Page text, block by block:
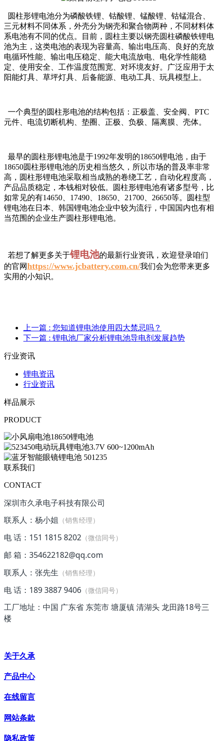
圆柱形锂电池分为磷酸铁锂、钴酸锂、锰酸锂、钴锰混合、
三元材料不同体系，外壳分为钢壳和聚合物两种，不同材料体
系电池有不同的优点。目前，圆柱主要以钢壳圆柱磷酸铁锂电
池为主，这类电池的表现为容量高、输出电压高、良好的充放
电循环性能、输出电压稳定、能大电流放电、电化学性能稳
定、使用安全、工作温度范围宽、对环境友好。广泛应用于太
阳能灯具、草坪灯具、后备能源、电动工具、玩具模型上。
一个典型的圆柱形电池的结构包括：正极盖、安全阀、PTC
元件、电流切断机构、垫圈、正极、负极、隔离膜、壳体。
最早的圆柱形锂电池是于1992年发明的18650锂电池，由于
18650圆柱形锂电池的历史相当悠久，所以市场的普及率非常
高，圆柱形锂电池采取相当成熟的卷绕工艺，自动化程度高，
产品品质稳定，本钱相对较低。圆柱形锂电池有诸多型号，比
如常见的有14650、17490、18650、21700、26650等。圆柱型
锂电池在日本、韩国锂电池企业中较为流行，中国国内也有相
当范围的企业生产圆柱形锂电池。
若想了解更多关于锂电池的最新行业资讯，欢迎登录咱们
的官网https://www.jcbattery.com.cn/我们会为您带来更多
实用的小知识。
上一篇 : 您知道锂电池使用四大禁忌吗？
下一篇 : 锂电池厂家分析锂电池导电剂发展趋势
行业资讯
锂电资讯
行业资讯
样品展示
PRODUCT
联系我们
CONTACT
深圳市久承电子科技有限公司
联系人：杨小姐 （销售经理）
电 话：151 1815 8202 （微信同号）
邮 箱：354622182@qq.com
联系人：张先生 （销售经理）
电 话：189 3887 9406 （微信同号）
工厂地址：中国 广东省 东莞市 塘厦镇 清湖头 龙田路18号三
楼
关于久承
产品中心
在线留言
网站条款
隐私政策